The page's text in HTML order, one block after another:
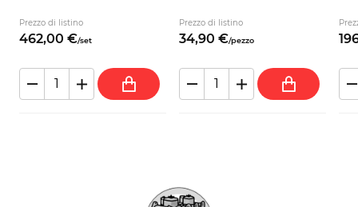
Prezzo di listino
462,00 €/set
Prezzo di listino
34,90 €/pezzo